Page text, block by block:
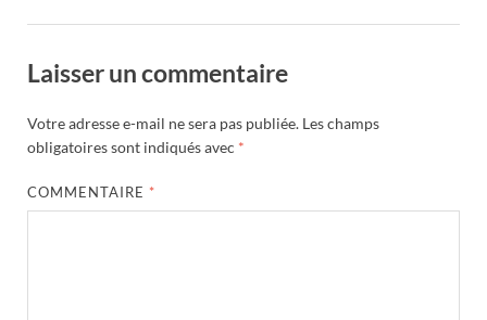
Laisser un commentaire
Votre adresse e-mail ne sera pas publiée. Les champs
obligatoires sont indiqués avec *
COMMENTAIRE *